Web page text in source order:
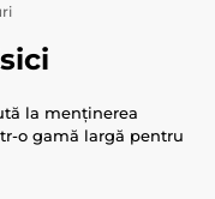
la menținerea
o gamă largă pentru